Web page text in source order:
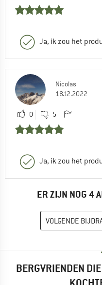
Ja, ik zou het
Nicolas
18.12.2022
0 5
Ja, ik zou het
ER ZIJN NOG 4
VOLGENDE
BERGVRIENDEN